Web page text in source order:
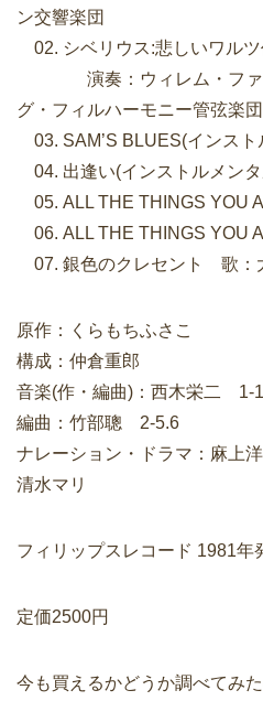
ン交響楽団
02. シベリウス:悲しいワルツ
演奏：ウィレム・ファン
グ・フィルハーモニー管弦楽団
03. SAM’S BLUES(インスト
04. 出逢い(インストルメン
05. ALL THE THINGS YOU
06. ALL THE THINGS YOU
07. 銀色のクレセント 歌：
原作：くらもちふさこ
構成：仲倉重郎
音楽(作・編曲)：西木栄二 1-
編曲：竹部聰 2-5.6
ナレーション・ドラマ：麻上
清水マリ
フィリップスレコード 1981年
定価2500円
今も買えるかどうか調べてみた